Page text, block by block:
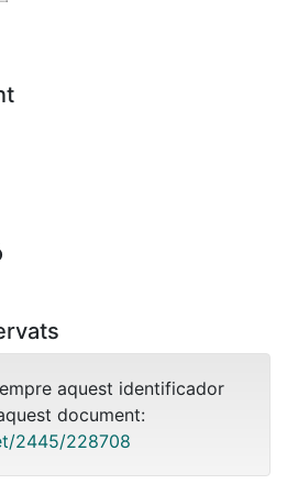
aquest identificador
document:
2445/228708